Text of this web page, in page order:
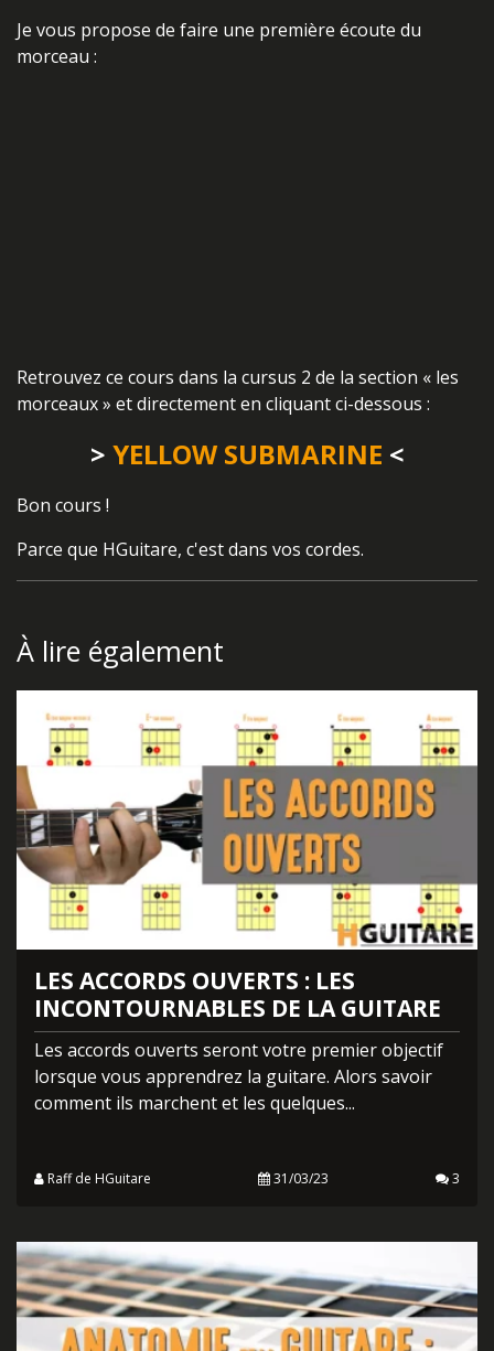
Je vous propose de faire une première écoute du
morceau :
Retrouvez ce cours dans la cursus 2 de la section « les
morceaux » et directement en cliquant ci-dessous :
> YELLOW SUBMARINE <
Bon cours !
Parce que HGuitare, c'est dans vos cordes.
À lire également
LES ACCORDS OUVERTS : LES
INCONTOURNABLES DE LA GUITARE
Les accords ouverts seront votre premier objectif
lorsque vous apprendrez la guitare. Alors savoir
comment ils marchent et les quelques...
Raff de HGuitare 31/03/23 3